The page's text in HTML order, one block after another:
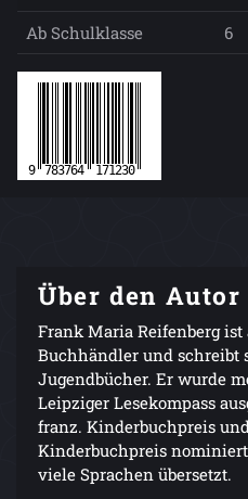
Ab Schulklasse
6
Über den Autor
Frank Maria Reifenberg ist
Buchhändler und schreibt
Jugendbücher. Er wurde
Leipziger Lesekompass
franz. Kinderbuchpreis
Kinderbuchpreis
viele Sprachen übersetzt.